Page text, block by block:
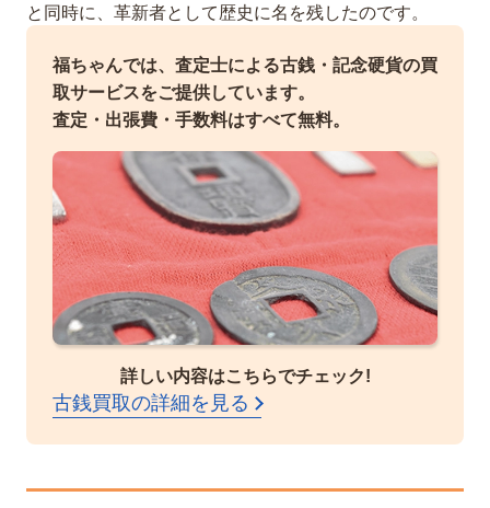
と同時に、革新者として歴史に名を残したのです。
福ちゃんでは、査定士による古銭・記念硬貨の買
取サービスをご提供しています。
査定・出張費・手数料はすべて無料。
詳しい内容はこちらでチェック!
古銭買取の詳細を見る